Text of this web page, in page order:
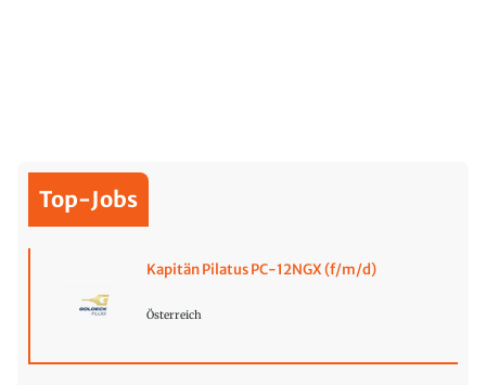
Top-Jobs
Kapitän Pilatus PC-12NGX (f/m/d)
Österreich